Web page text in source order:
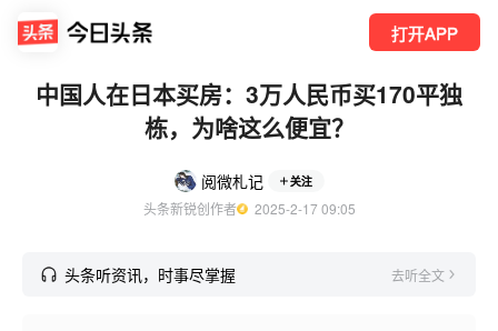
打开APP
中国人在日本买房：3万人民币买170平独
栋，为啥这么便宜？
阅微札记 关注
头条新锐创作者
  2025-2-17 09:05
头条听资讯，时事尽掌握 去听全文